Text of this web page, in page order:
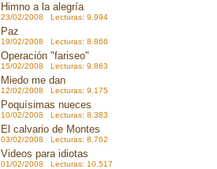
Himno a la alegría
23/02/2008 Lecturas: 9.994
Paz
19/02/2008 Lecturas: 8.866
Operación "fariseo"
15/02/2008 Lecturas: 9.863
Miedo me dan
12/02/2008 Lecturas: 9.175
Poquísimas nueces
10/02/2008 Lecturas: 8.383
El calvario de Montes
03/02/2008 Lecturas: 8.762
Videos para idiotas
01/02/2008 Lecturas: 10.517